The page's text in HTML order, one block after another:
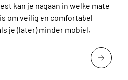
kan je nagaan in welke mate
om veilig en comfortabel
je (later) minder mobiel,